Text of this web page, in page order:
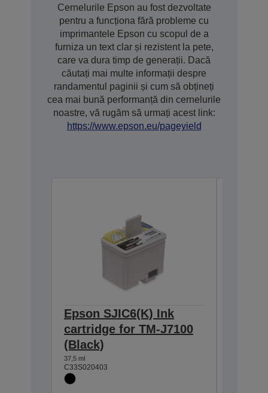
Cernelurile Epson au fost dezvoltate
pentru a funcționa fără probleme cu
imprimantele Epson cu scopul de a
furniza un text clar și rezistent la pete,
care va dura timp de generații. Dacă
căutați mai multe informații despre
randamentul paginii și cum să obțineți
cea mai bună performanță din cernelurile
noastre, vă rugăm să urmați acest link:
https://www.epson.eu/pageyield
Epson SJIC6(K) Ink
cartridge for TM-J7100
(Black)
37,5 ml
C33S020403